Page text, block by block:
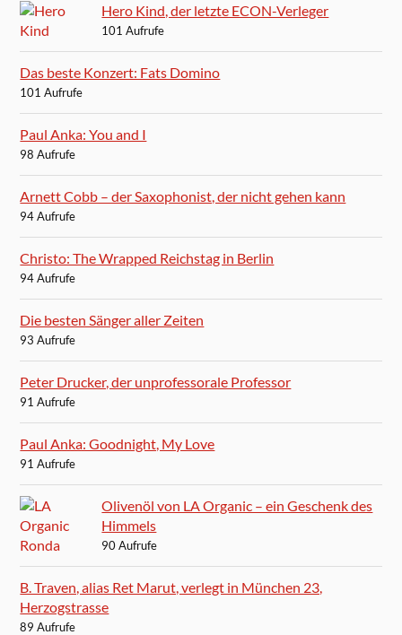
Hero Kind, der letzte ECON-Verleger
101 Aufrufe
Das beste Konzert: Fats Domino
101 Aufrufe
Paul Anka: You and I
98 Aufrufe
Arnett Cobb – der Saxophonist, der nicht gehen kann
94 Aufrufe
Christo: The Wrapped Reichstag in Berlin
94 Aufrufe
Die besten Sänger aller Zeiten
93 Aufrufe
Peter Drucker, der unprofessorale Professor
91 Aufrufe
Paul Anka: Goodnight, My Love
91 Aufrufe
Olivenöl von LA Organic – ein Geschenk des
Himmels
90 Aufrufe
B. Traven, alias Ret Marut, verlegt in München 23,
Herzogstrasse
89 Aufrufe